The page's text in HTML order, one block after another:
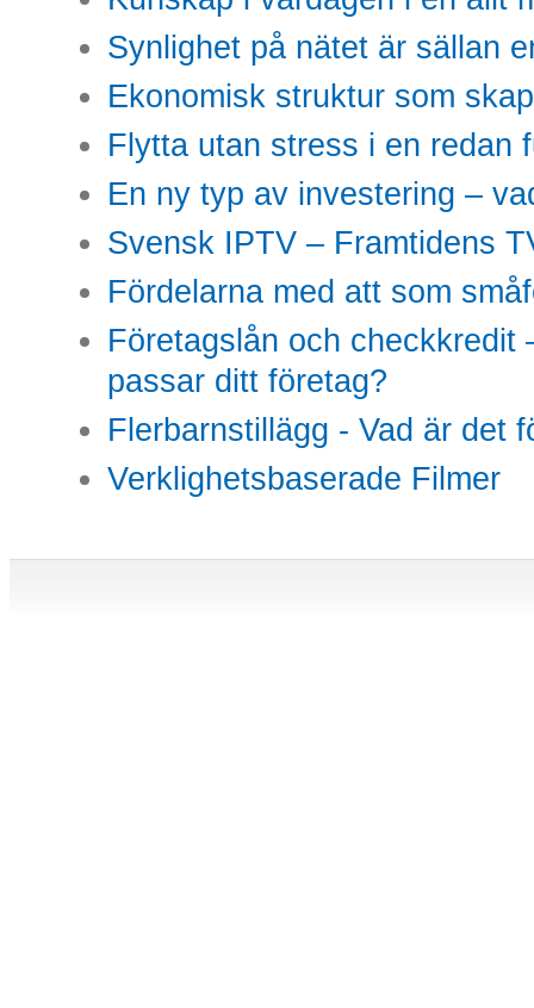
Synlighet på nätet är sällan
Ekonomisk struktur som
Flytta utan stress i en redan
En ny typ av investering –
Svensk IPTV – Framtidens
Fördelarna med att som
Företagslån och checkkredit
passar ditt företag?
Flerbarnstillägg - Vad är det
Verklighetsbaserade Filmer